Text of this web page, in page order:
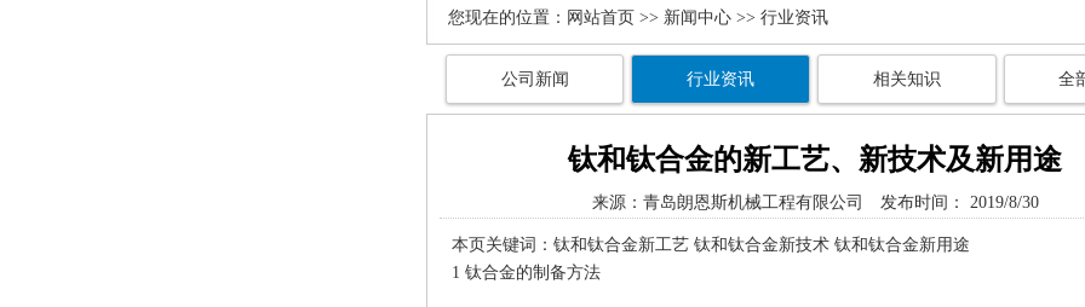
您现在的位置： 网站首页 >> 新闻中心 >> 行业资讯
公司新闻 行业资讯 相关知识 全
钛和钛合金的新工艺、新技术及新用途
来源： 青岛朗恩斯机械工程有限公司 发布时间： 2019/8/30
本页关键词：钛和钛合金新工艺 钛和钛合金新技术 钛和钛合金新用途
1 钛合金的制备方法